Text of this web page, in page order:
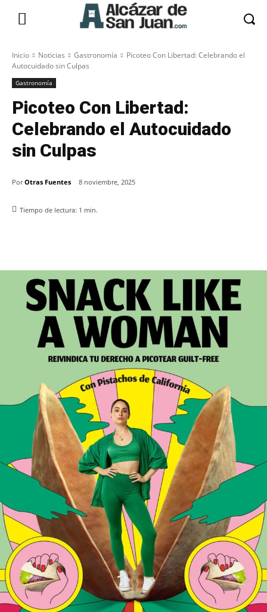
Inicio Noticias Gastronomía
Picoteo Con Libertad: Celebrando el
Autocuidado sin Culpas
Gastronomía
Picoteo Con Libertad:
Celebrando el Autocuidado
sin Culpas
Por Otras Fuentes 8 noviembre, 2025
Tiempo de lectura: 1 min.